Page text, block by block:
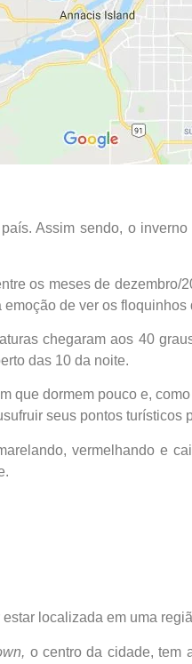
Assim sendo, o
os meses de
de ver os
chegaram aos 40
das 10 da noite.
que dormem pouco e,
seus pontos turísticos
vermelhando e
localizada em uma
o centro da cidade, tem